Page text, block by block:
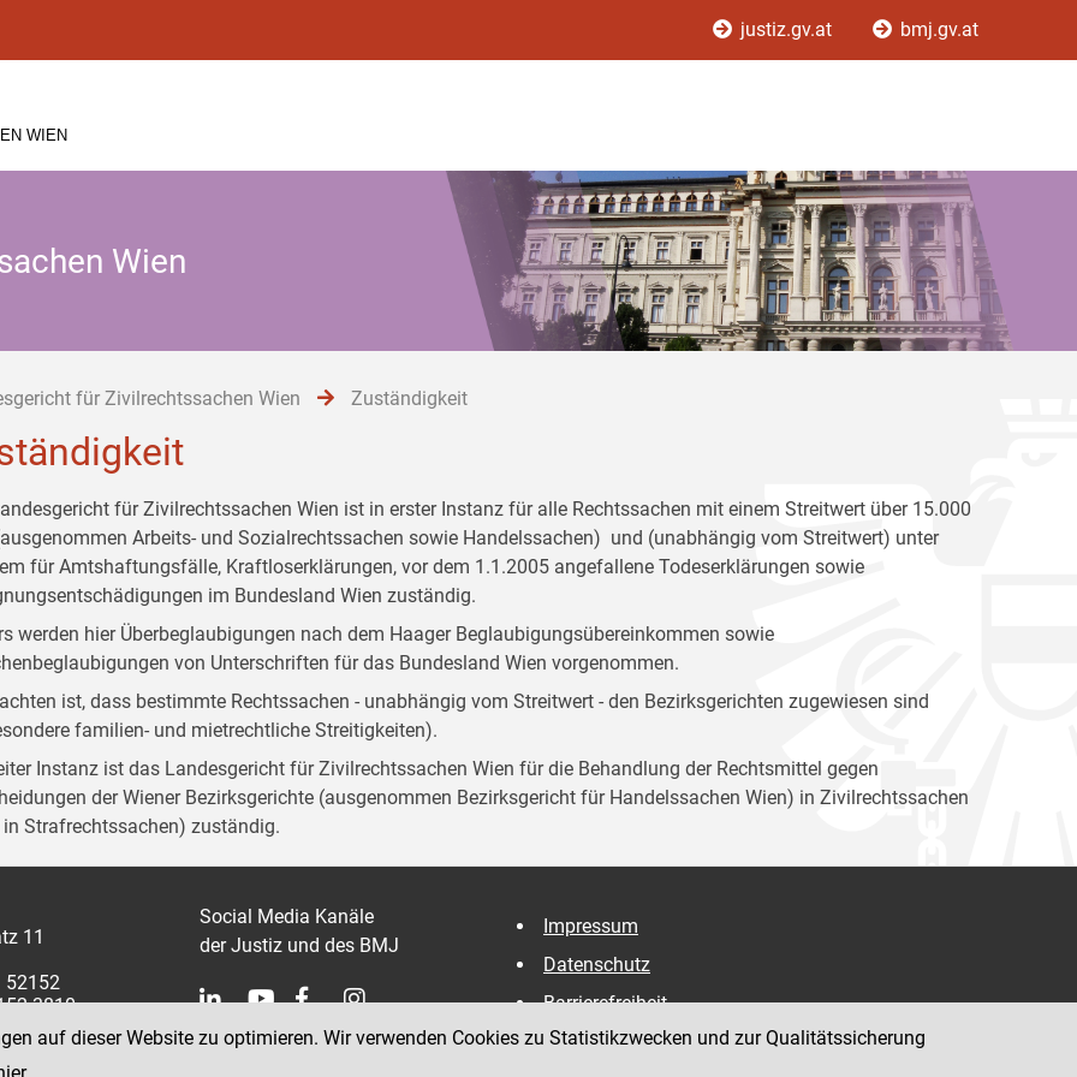
justiz.gv.at bmj.gv.at
WIEN
Wien
für Zivilrechtssachen Wien Zuständigkeit
für Zivilrechtssachen Wien ist in erster Instanz für alle Rechtssachen mit einem Streitwert über 15.000
Arbeits- und Sozialrechtssachen sowie Handelssachen) und (unabhängig vom Streitwert) unter
für Amtshaftungsfälle, Kraftloserklärungen, vor dem 1.1.2005 angefallene Todeserklärungen sowie
im Bundesland Wien zuständig.
werden hier Überbeglaubigungen nach dem Haager Beglaubigungsübereinkommen sowie
von Unterschriften für das Bundesland Wien vorgenommen.
ist, dass bestimmte Rechtssachen - unabhängig vom Streitwert - den Bezirksgerichten zugewiesen sind
familien- und mietrechtliche Streitigkeiten).
Instanz ist das Landesgericht für Zivilrechtssachen Wien für die Behandlung der Rechtsmittel gegen
der Wiener Bezirksgerichte (ausgenommen Bezirksgericht für Handelssachen Wien) in Zivilrechtssachen
Strafrechtssachen) zuständig.
11
52152
3810
Social Media Kanäle
der Justiz und des BMJ
Impressum
Datenschutz
Barrierefreiheit
Hinweisgeber:innenplattform (für Mitarbeiter:innen)
auf dieser Website zu optimieren. Wir verwenden Cookies zu Statistikzwecken und zur Qualitätssicherung